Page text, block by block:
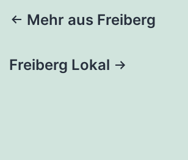
Beitragsnavigation
Mehr aus Freiberg
Freiberg Lokal